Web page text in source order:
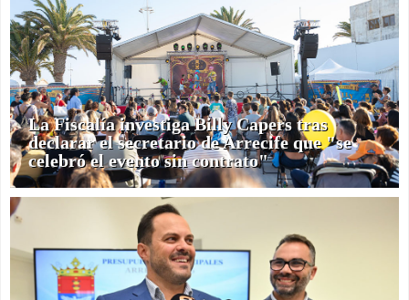
La Fiscalía investiga Billy Capers tras
declarar el secretario de Arrecife que "se
celebró el evento sin contrato"